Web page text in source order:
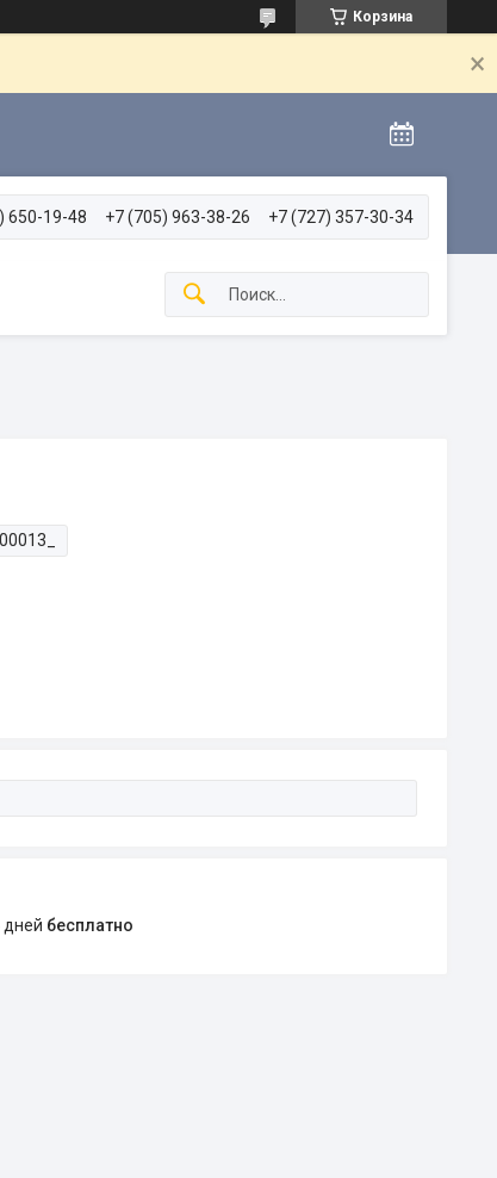
Корзина
650-19-48 +7 (705) 963-38-26 +7 (727) 357-30-34
дней бесплатно